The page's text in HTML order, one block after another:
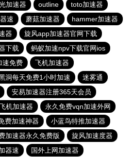
加速器 outline
toto加速器
速 蘑菇加速器
hammer加速器
器
旋风app加速器官网下载
下载
蚂蚁加速npv下载官网ios
速免费
飞机加速器
洞每天免费1小时加速
迷雾通
安易加速器注册365天会员
机加速器
永久免费vqn加速外网
费加速神器
小蓝鸟特推加速器
加速器永久免费版
旋风加速度器
器速 国外上网加速器